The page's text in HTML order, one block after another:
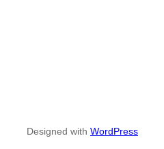
Designed with WordPress